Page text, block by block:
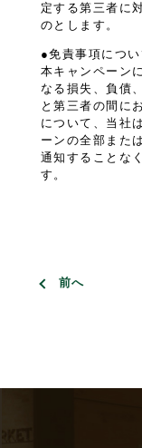
定する第三者に
のとします。
●免責事項につい
本キャンペーン
なる損失、負債
と第三者の間に
について、当社
ーンの全部また
通知することな
す。
前へ